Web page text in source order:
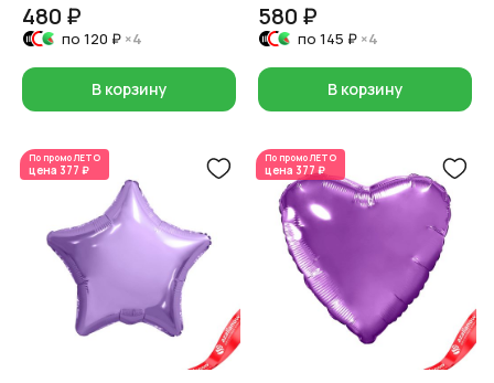
480 ₽
по 120 ₽ ×4
В корзину
580 ₽
по 145 ₽ ×4
В корзину
По промоЛЕТО
цена 377 ₽
По промоЛЕТО
цена 377 ₽